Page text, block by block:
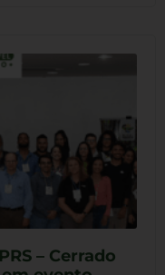
– Cerrado